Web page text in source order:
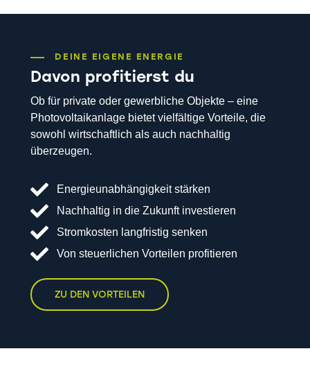
DEINE EIGENE ENERGIE
Davon profitierst du
Ob für private oder gewerbliche Objekte – eine
Photovoltaikanlage bietet vielfältige Vorteile, die
sowohl wirtschaftlich als auch nachhaltig
überzeugen.
Energieunabhängigkeit stärken
Nachhaltig in die Zukunft investieren
Stromkosten langfristig senken
Von steuerlichen Vorteilen profitieren
ZU DEN VORTEILEN